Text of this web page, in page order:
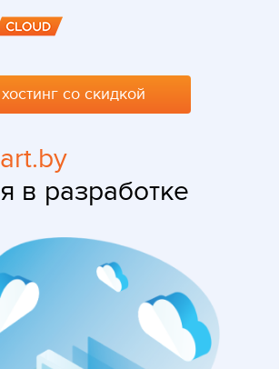
со скидкой
в разработке